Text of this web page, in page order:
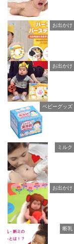
お出かけ
お出かけ
ベビーグッズ
ミルク
お出かけ
断乳